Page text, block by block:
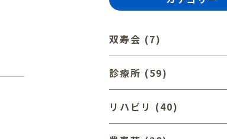
双寿会 (7)
診療所 (59)
リハビリ (40)